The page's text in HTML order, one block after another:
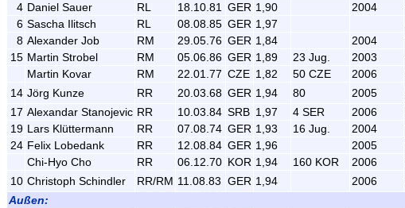
4 Daniel Sauer RL 18.10.81 GER 1,90 2004
6 Sascha Ilitsch RL 08.08.85 GER 1,97
8 Alexander Job RM 29.05.76 GER 1,84 2004
15 Martin Strobel RM 05.06.86 GER 1,89 23 Jug. 2003
Martin Kovar RM 22.01.77 CZE 1,82 50 CZE 2006
14 Jörg Kunze RR 20.03.68 GER 1,94 80 2005
17 Alexandar Stanojevic RR 10.03.84 SRB 1,97 4 SER 2006
19 Lars Klüttermann RR 07.08.74 GER 1,93 16 Jug. 2004
24 Felix Lobedank RR 12.08.84 GER 1,96 2005
Chi-Hyo Cho RR 06.12.70 KOR 1,94 160 KOR 2006
10 Christoph Schindler RR/RM 11.08.83 GER 1,94 2006
Außen: